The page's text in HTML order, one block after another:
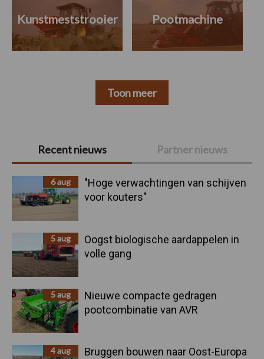
Primaire
Sidebar
Recent nieuws Partner nieuws
6 aug
"Hoge verwachtingen van schijven
voor kouters"
5 aug
Oogst biologische aardappelen in
volle gang
5 aug
Nieuwe compacte gedragen
pootcombinatie van AVR
4 aug Bruggen bouwen naar Oost-Europa
Kunstmeststrooier Pootmachine
Toon meer